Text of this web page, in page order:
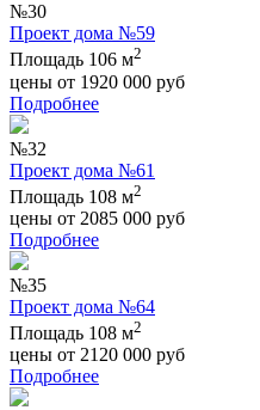
№30
Проект дома №59
Площадь 106 м2
цены от 1920 000 руб
Подробнее
№32
Проект дома №61
Площадь 108 м2
цены от 2085 000 руб
Подробнее
№35
Проект дома №64
Площадь 108 м2
цены от 2120 000 руб
Подробнее